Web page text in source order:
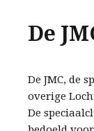
De
De JMC, de
overige
De